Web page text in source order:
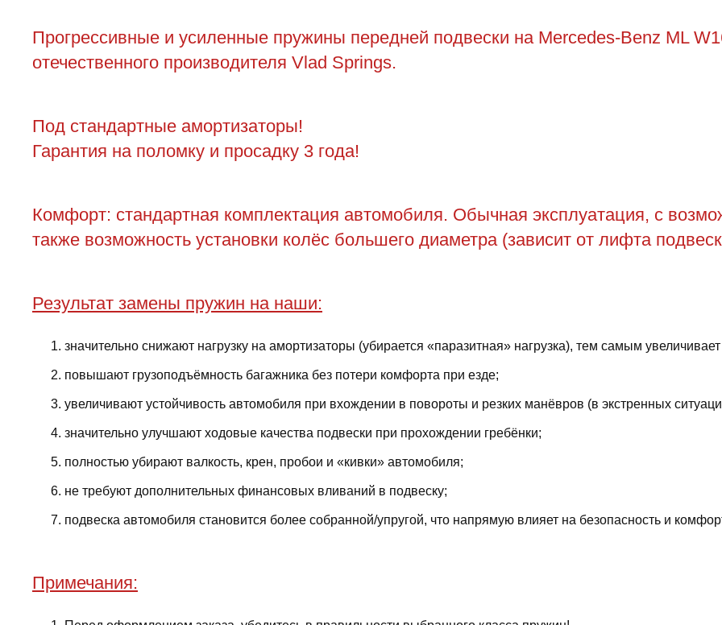
Прогрессивные и усиленные пружины передней подвески на Mercedes-Benz ML
отечественного производителя Vlad Springs.
Под стандартные амортизаторы!
Гарантия на поломку и просадку 3 года!
Комфорт: стандартная комплектация автомобиля. Обычная эксплуатация, с
также возможность установки колёс большего диаметра (зависит от лифта
Результат замены пружин на наши:
значительно снижают нагрузку на амортизаторы (убирается «паразитная» нагрузка), тем самым
повышают грузоподъёмность багажника без потери комфорта при езде;
увеличивают устойчивость автомобиля при вхождении в повороты и резких манёвров (в экстренных
значительно улучшают ходовые качества подвески при прохождении гребёнки;
полностью убирают валкость, крен, пробои и «кивки» автомобиля;
не требуют дополнительных финансовых вливаний в подвеску;
подвеска автомобиля становится более собранной/упругой, что напрямую влияет на безопасность и
Примечания: